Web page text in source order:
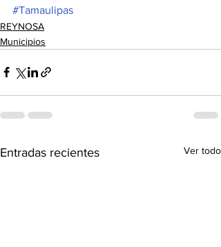
#Tamaulipas
REYNOSA
Municipios
Entradas recientes Ver todo